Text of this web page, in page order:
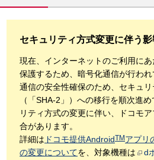
セキュリティ方式変更に伴う
現在、インターネットのご利用に
保護するため、暗号化通信が行わ
通信の安全性確保のため、セキュ
（「SHA-2」）への移行を順次進
リティ方式の変更に伴い、ドコモ
合があります。
詳細は ドコモ提供AndroidTM アプリ
の変更についてを、対象機種は
d